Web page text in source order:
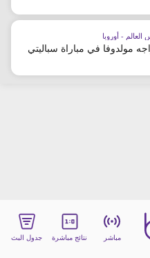
- أوروبا
مولدوفا في مباراة سباليتي
مباشر نتائج مباشرة جدول البث